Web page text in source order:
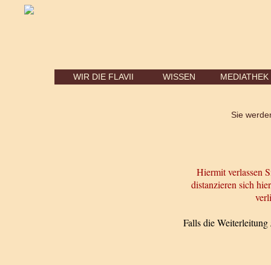
WIR DIE FLAVII WISSEN MEDIATHEK
Sie
Hiermit verlassen
distanzieren sich
Falls die Weiterleitung